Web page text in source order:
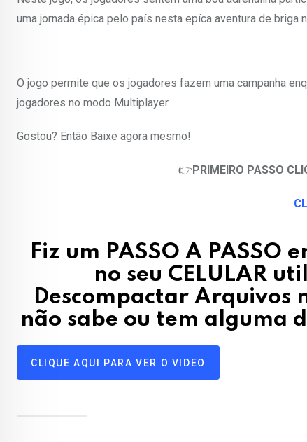
uma jornada épica pelo país nesta epíca aventura de briga
O jogo permite que os jogadores fazem uma campanha
jogadores no modo Multiplayer.
Gostou? Então Baixe agora mesmo!
👉 PRIMEIRO PASSO
Fiz um PASSO A PASSO
no seu CELULAR
Descompactar Arquivos
não sabe ou tem alguma
CLIQUE AQUI PARA VER O VIDEO